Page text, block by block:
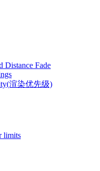
Distance Fade
渲染优先级)
limits